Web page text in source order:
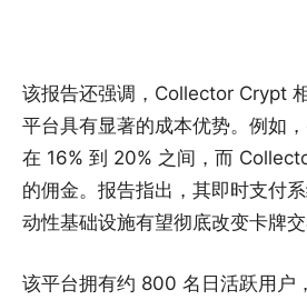
该报告还强调，Collector Crypt
平台具有显著的成本优势。例如
在 16% 到 20% 之间，而
的佣金。报告指出，其即时支付
动性基础设施有望彻底改变卡牌交
该平台拥有约 800 名日活跃用户